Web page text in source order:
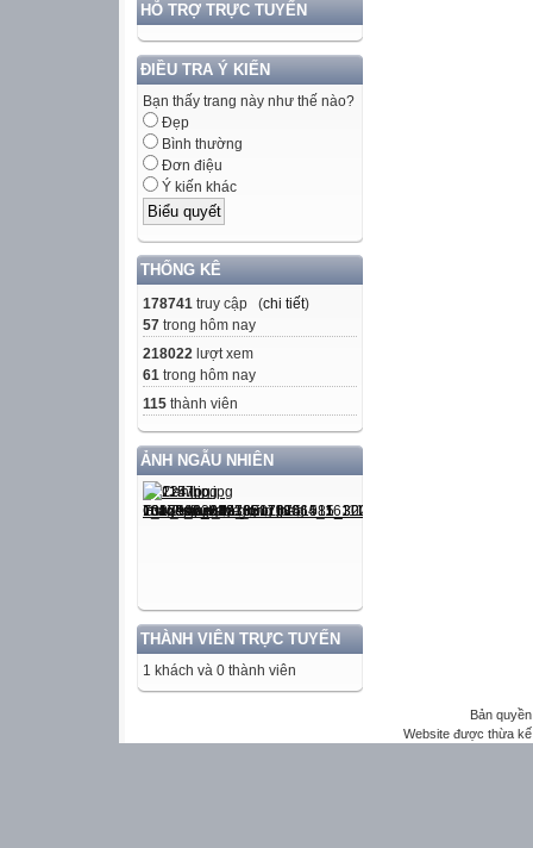
HỖ TRỢ TRỰC TUYẾN
ĐIỀU TRA Ý KIẾN
Bạn thấy trang này như thế nào?
Đẹp
Bình thường
Đơn điệu
Ý kiến khác
THỐNG KÊ
178741 truy cập (chi tiết)
57 trong hôm nay
218022 lượt xem
61 trong hôm nay
115 thành viên
ẢNH NGẪU NHIÊN
THÀNH VIÊN TRỰC TUYẾN
1 khách và 0 thành viên
Bản
Website được thừa